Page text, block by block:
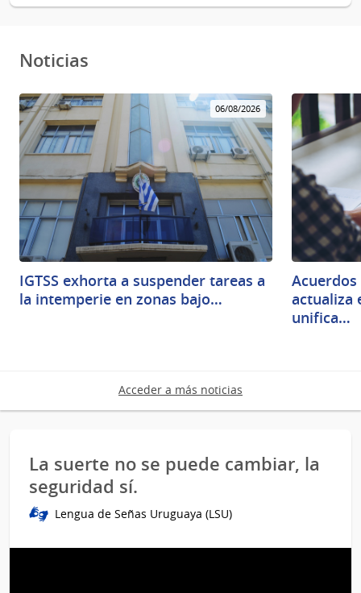
Noticias
06/08/2026
IGTSS exhorta a suspender tareas a
la intemperie en zonas bajo…
actualiza
unifica…
Acceder a más noticias
La suerte no se puede cambiar, la
seguridad sí.
Lengua de Señas Uruguaya (LSU)